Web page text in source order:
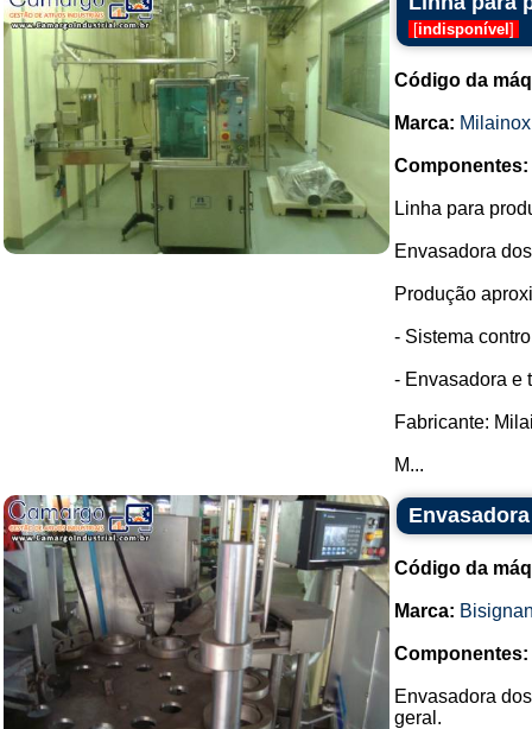
[indisponível ]
Código da
Marca: Milainox
Componentes:
Linha para
Envasadora
Produção
- Sistema
- Envasadora e
Fabricante:
M...
Código da
Marca:
Componentes:
Envasadora
geral.